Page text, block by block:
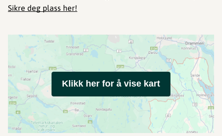
Sikre deg plass her!
Klikk her for å vise kart